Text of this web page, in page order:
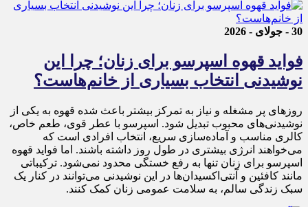
30 - جولای - 2026
فواید قهوه اسپرسو برای زنان؛ چرا این
نوشیدنی انتخاب بسیاری از خانم‌هاست؟
روزهای پر مشغله و نیاز به تمرکز بیشتر باعث شده قهوه به یکی از
نوشیدنی‌های محبوب تبدیل شود. اسپرسو با عطر قوی، طعم خاص،
کالری مناسب و آماده‌سازی سریع، انتخاب افرادی است که
می‌خواهند انرژی بیشتری در طول روز داشته باشند. اما فواید قهوه
اسپرسو برای زنان تنها به رفع خستگی محدود نمی‌شود. ترکیباتی
مانند کافئین و آنتی‌اکسیدان‌ها در این نوشیدنی می‌توانند در کنار یک
سبک زندگی سالم، به سلامت عمومی زنان کمک کنند.